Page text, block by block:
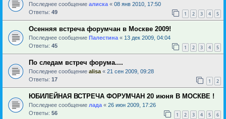
Последнее сообщение алиска « 08 янв 2010, 17:50
Ответы: 49 1 2 3 4 5
Осенняя встреча форумчан в Москве 2009!
Последнее сообщение Палестина « 13 дек 2009, 04:04
Ответы: 45 1 2 3 4 5
По следам встреч форума....
Последнее сообщение alisa « 21 сен 2009, 09:28
Ответы: 17 1 2
ЮБИЛЕЙНАЯ ВСТРЕЧА ФОРУМЧАН 20 июня В МОСКВЕ !
Последнее сообщение лада « 26 июн 2009, 17:26
Ответы: 56 1 2 3 4 5 6